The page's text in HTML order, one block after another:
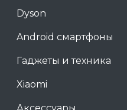
Dyson
Android смартфоны
Гаджеты и техника
Xiaomi